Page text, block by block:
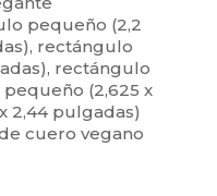
pequeño (2,2
rectángulo
rectángulo
pequeño (2,625 x
2,44 pulgadas)
cuero vegano